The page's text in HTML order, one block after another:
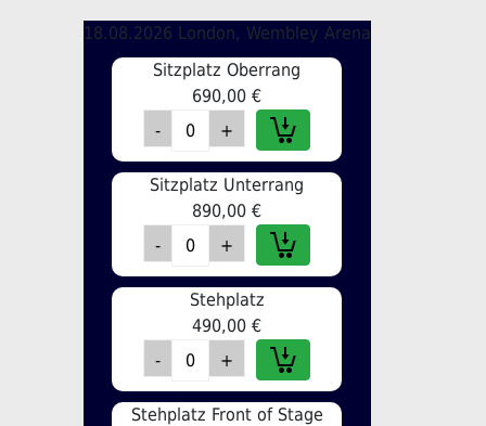
18.08.2026 London, Wembley Arena
Sitzplatz Oberrang
690,00 €
Sitzplatz Unterrang
890,00 €
Stehplatz
490,00 €
Stehplatz Front of Stage